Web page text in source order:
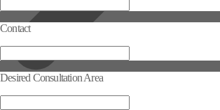
Contact
Desired Consultation Area
Selected Consultation Area